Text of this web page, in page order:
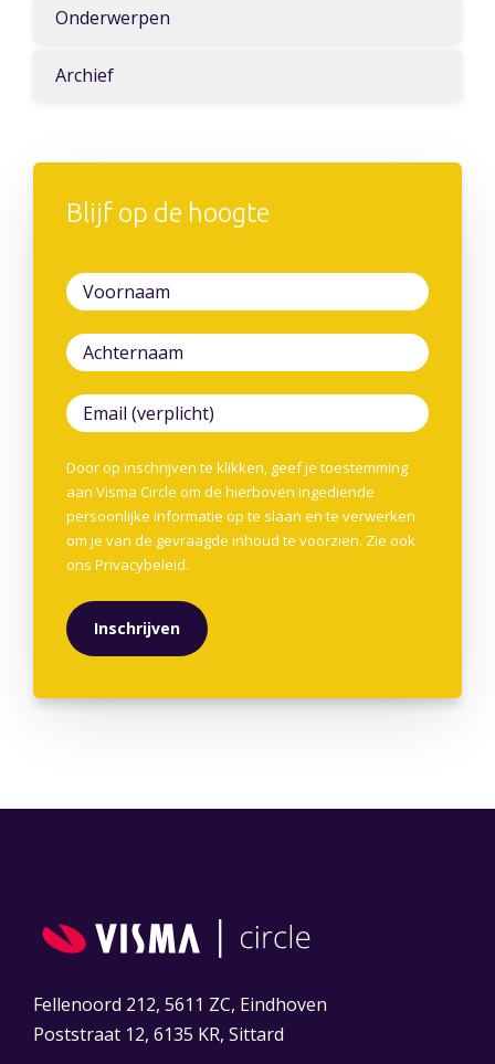
Onderwerpen
Archief
Blijf op de hoogte
Door op inschrijven te klikken, geef je toestemming
aan Visma Circle om de hierboven ingediende
persoonlijke informatie op te slaan en te verwerken
om je van de gevraagde inhoud te voorzien. Zie ook
ons Privacybeleid.
Fellenoord 212, 5611 ZC, Eindhoven
Poststraat 12, 6135 KR, Sittard